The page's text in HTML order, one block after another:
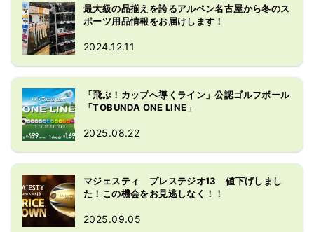
最大級の品揃えを誇るアルペン名古屋から冬のス
ポーツ用品情報をお届けします！
2024.12.11
「飛ぶ！カップへ導くライン」公認ゴルフボール
「TOBUNDA ONE LINE」
2025.08.22
マジェスティ プレステジオ13 値下げしまし
た！この機会をお見逃しなく！！
2025.09.05